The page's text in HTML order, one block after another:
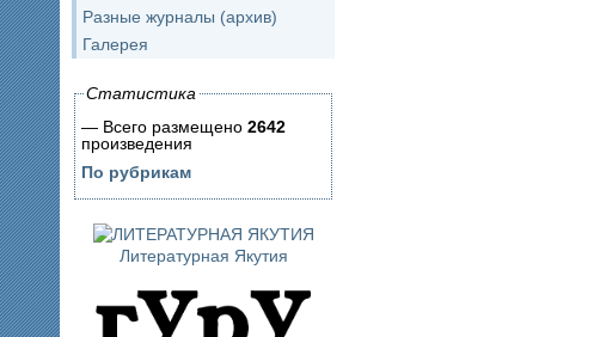
Разные журналы (архив)
Галерея
Статистика
— Всего размещено 2642
произведения
По рубрикам
Литературная Якутия